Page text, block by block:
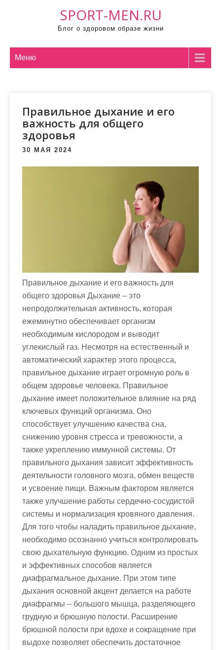
SPORT-MEN.RU
Блог о здоровом образе жизни
Меню
Правильное дыхание и его
важность для общего
здоровья
30 МАЯ 2024
Правильное дыхание и его важность для
общего здоровья Дыхание – это
непродолжительная активность, которая
ежеминутно обеспечивает организм
необходимым кислородом и выводит
углекислый газ. Несмотря на естественный и
автоматический характер этого процесса,
правильное дыхание играет огромную роль в
общем здоровье человека. Правильное
дыхание имеет положительное влияние на ряд
ключевых функций организма. Оно
способствует улучшению качества сна,
снижению уровня стресса и тревожности, а
также укреплению иммунной системы. От
правильного дыхания зависит эффективность
деятельности головного мозга, обмен веществ
и усвоение пищи. Важным фактором является
также улучшение работы сердечно-сосудистой
системы и нормализация кровяного давления.
Для того чтобы наладить правильное дыхание,
необходимо осознанно учиться контролировать
свою дыхательную функцию. Одним из простых
и эффективных способов является
диафрагмальное дыхание. При этом типе
дыхания основной акцент делается на работе
диафрагмы – большого мышца, разделяющего
грудную и брюшную полости. Расширение
брюшной полости при вдохе и сокращение при
выдохе позволяет обеспечить достаточное